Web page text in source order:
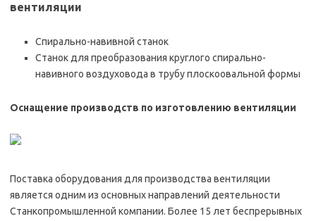
вентиляции
Спирально-навивной станок
Станок для преобразования круглого спирально-
навивного воздуховода в трубу плоскоовальной формы
Оснащение производств по изготовлению вентиляции
Поставка оборудования для производства вентиляции
является одним из основных направлений деятельности
Станкопромышленной компании. Более 15 лет беспрерывных